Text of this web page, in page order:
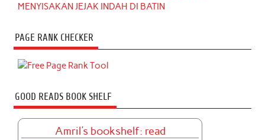
MENYISAKAN JEJAK INDAH DI BATIN
PAGE RANK CHECKER
GOOD READS BOOK SHELF
Amril's bookshelf: read